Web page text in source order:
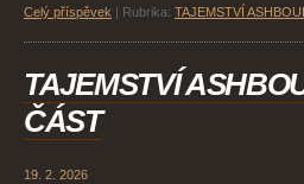
Celý příspěvek Rubrika: TAJEMSTVÍ
TAJEMSTVÍ
ČÁST
19. 2. 2026